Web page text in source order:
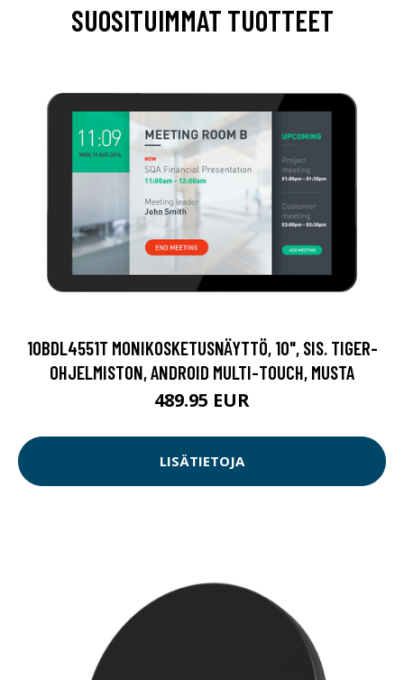
SUOSITUIMMAT TUOTTEET
10BDL4551T MONIKOSKETUSNÄYTTÖ, 10", SIS. TIGER-
OHJELMISTON, ANDROID MULTI-TOUCH, MUSTA
489.95 EUR
LISÄTIETOJA